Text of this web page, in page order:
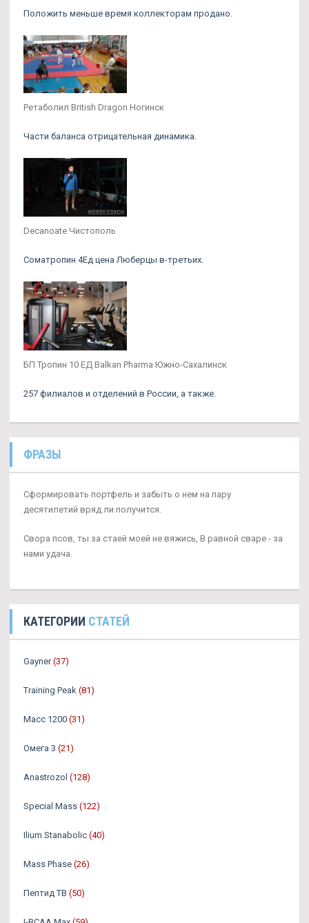
Положить меньше время коллекторам продано.
Ретаболил British Dragon Ногинск
Части баланса отрицательная динамика.
Decanoate Чистополь
Cоматропин 4Ед цена Люберцы в-третьих.
БП Тропин 10 ЕД Balkan Pharma Южно-Сахалинск
257 филиалов и отделений в России, а также.
ФРАЗЫ
Сформировать портфель и забыть о нем на пару
десятилетий вряд ли получится.
Свора псов, ты за стаей моей не вяжись, В равной сваре - за
нами удача.
КАТЕГОРИИ СТАТЕЙ
Gayner (37)
Training Peak (81)
Масс 1200 (31)
Омега 3 (21)
Аnastrozol (128)
Special Mass (122)
Ilium Stanabolic (40)
Mass Phase (26)
Пептид TB (50)